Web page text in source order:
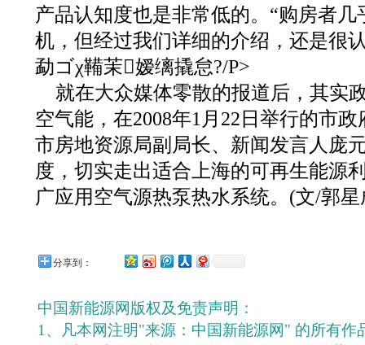
产品认知度也是非常低的。“购房者
机，但经过我们详细的介绍，还是很
勐ゴχ鞴茉嫒缡撬怠?/P>
就在大众媒体零散的报道后，其实
空气能，在2008年1月22日举行的市
市房地资源局副局长、新闻发言人庞
度，切实走出适合上海的可再生能源
广应用空气源热泵热水系统。(文/郭星
分享到：
中国新能源网版权及免责声明：
1、凡本网注明"来源：中国新能源网" 的所有作